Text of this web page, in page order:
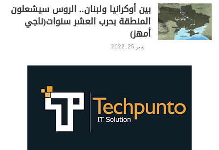
بين أوكرانيا ولبنان.. الروس سيشعلون
المنطقة بحرب العشر سنوات(ناجي
أمهز)
يناير 25, 2022